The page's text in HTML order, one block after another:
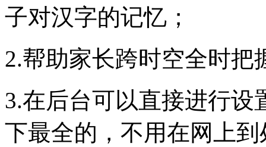
子对汉字的记忆；
2.帮助家长跨时空全时
3.在后台可以直接进行
下最全的，不用在网上